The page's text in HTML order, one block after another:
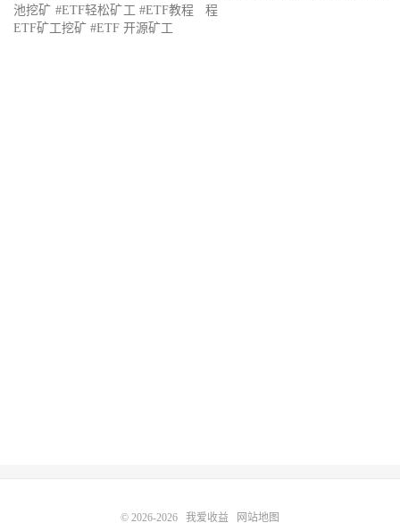
池挖矿 #ETF轻松矿工 #ETF教程
ETF矿工挖矿 #ETF 开源矿工
程
© 2026-2026 我爱收益 网站地图